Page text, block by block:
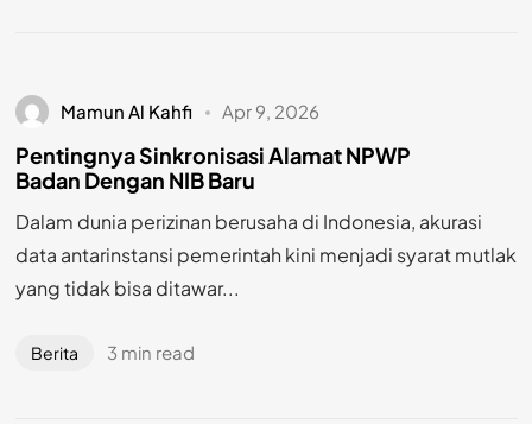
Mamun Al Kahfi Apr 9, 2026
Pentingnya Sinkronisasi Alamat NPWP
Badan Dengan NIB Baru
Dalam dunia perizinan berusaha di Indonesia, akurasi
data antarinstansi pemerintah kini menjadi syarat mutlak
yang tidak bisa ditawar...
Berita 3 min read